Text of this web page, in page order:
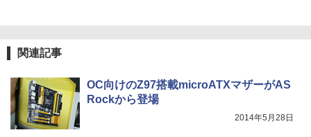
関連記事
OC向けのZ97搭載microATXマザーがAS
Rockから登場
2014年5月28日